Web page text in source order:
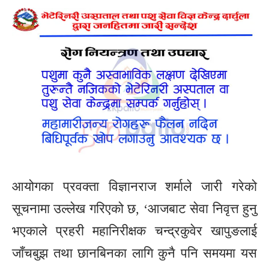
आयोगका प्रवक्ता विज्ञानराज शर्माले जारी गरेको
सूचनामा उल्लेख गरिएको छ, ‘आजबाट सेवा निवृत्त हुनु
भएकाले प्रहरी महानिरीक्षक चन्द्रकुवेर खापुङलाई
जाँचबुझ तथा छानबिनका लागि कुनै पनि समयमा यस